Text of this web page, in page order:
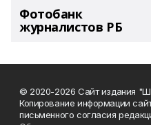
Фотобанк
журналистов РБ
© 2020-2026 Сайт издания
Копирование информации
письменного согласия